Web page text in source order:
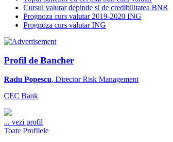
Cursul valutar depinde si de credibilitatea BNR
Prognoza curs valutar 2019-2020 ING
Prognoza curs valutar ING
Profil de Bancher
Radu Popescu, Director Risk Management
CEC Bank
... vezi profil
Toate Profilele